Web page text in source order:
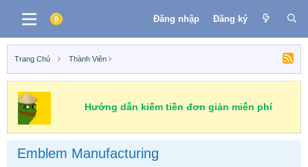
Đăng nhập Đăng ký
Trang Chủ Thành Viên
Hướng dẫn kiếm tiền đơn giản miễn phí
Emblem Manufacturing